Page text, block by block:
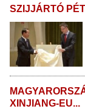
SZIJJÁRTÓ
XINJIANG-EU...